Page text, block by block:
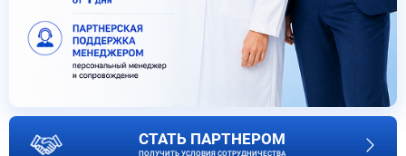
СТАТЬ ПАРТНЕРОМ
ПОЛУЧИТЬ УСЛОВИЯ СОТРУДНИЧЕСТВА